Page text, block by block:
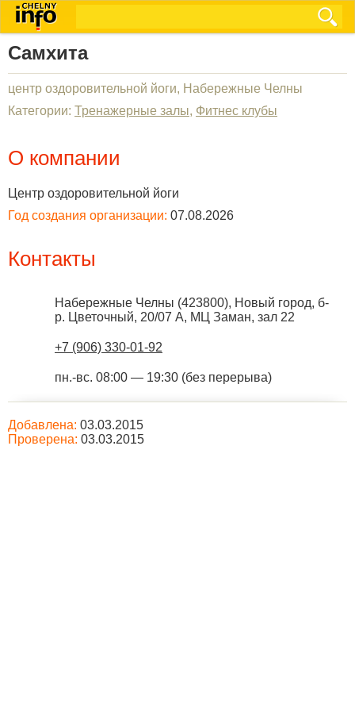
Самхита
центр оздоровительной йоги, Набережные Челны
Категории: Тренажерные залы, Фитнес клубы
О компании
Центр оздоровительной йоги
Год создания организации: 07.08.2026
Контакты
Набережные Челны (423800), Новый город, б-
р. Цветочный, 20/07 А, МЦ Заман, зал 22
+7 (906) 330-01-92
пн.-вс. 08:00 — 19:30 (без перерыва)
Добавлена: 03.03.2015
Проверена: 03.03.2015